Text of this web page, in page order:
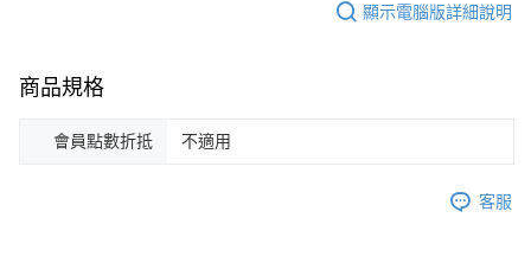
顯示電腦版詳細說明
商品規格
會員點數折抵 不適用
客服